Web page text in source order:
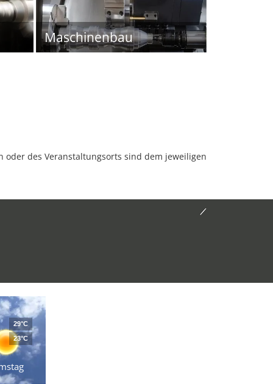
Maschinenbau
des Veranstaltungsorts sind dem jeweiligen
29°C
23°C